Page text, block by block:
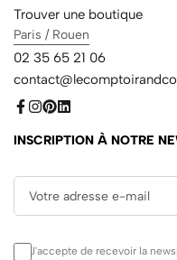
Trouver une boutique
Paris / Rouen
02 35 65 21 06
INSCRIPTION À NOTRE
J'accepte de recevoir la